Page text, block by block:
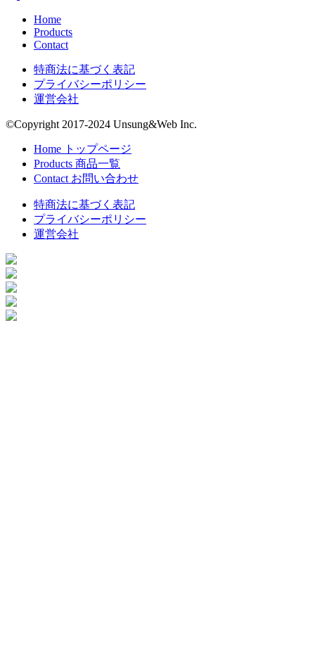
Home
Products
Contact
特商法に基づく表記
プライバシーポリシー
運営会社
©Copyright 2017-2024 Unsung&Web Inc.
Home トップページ
Products 商品一覧
Contact お問い合わせ
特商法に基づく表記
プライバシーポリシー
運営会社